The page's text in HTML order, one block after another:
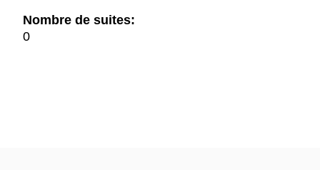
Nombre de suites:
0